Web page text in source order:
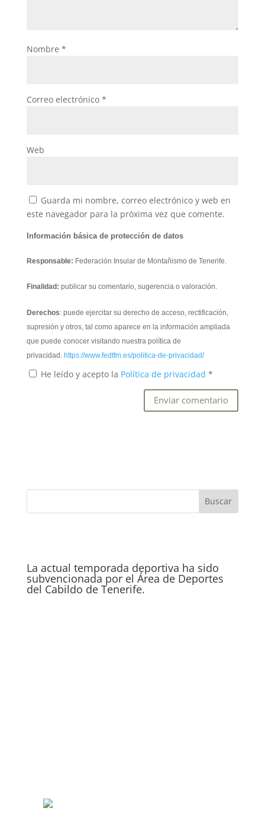
Nombre *
Correo electrónico *
Web
Guarda mi nombre, correo electrónico y web en
este navegador para la próxima vez que comente.
Información básica de protección de datos
Responsable: Federación Insular de Montañismo de Tenerife.
Finalidad: publicar su comentario, sugerencia o valoración.
Derechos: puede ejercitar su derecho de acceso, rectificación,
supresión y otros, tal como aparece en la información ampliada
que puede conocer visitando nuestra política de
privacidad. https://www.fedtfm.es/politica-de-privacidad/
He leído y acepto la Política de privacidad *
La actual temporada deportiva ha sido
subvencionada por el Área de Deportes
del Cabildo de Tenerife.